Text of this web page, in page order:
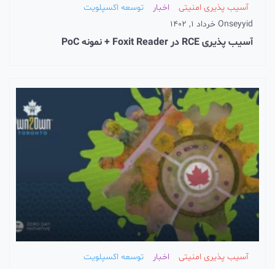
آسیب پذیری امنیتی اخبار
توسعه اکسپلویت
seyyid
On خرداد 1, 1402
آسیب پذیری RCE در Foxit Reader + نمونه PoC
آسیب پذیری امنیتی اخبار
توسعه اکسپلویت